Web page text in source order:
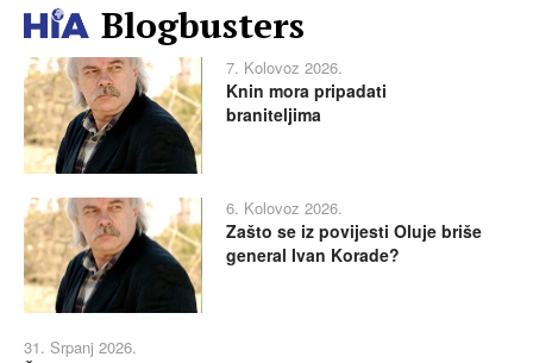
Blogbusters
7. Kolovoz 2026.
Knin mora pripadati
braniteljima
6. Kolovoz 2026.
Zašto se iz povijesti Oluje briše
general Ivan Korade?
31. Srpanj 2026.